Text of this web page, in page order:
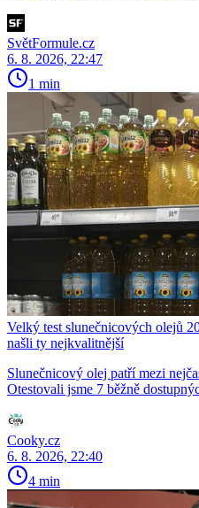
SvětFormule.cz
6. 8. 2026, 22:47
1 min
Velký test slunečnicových olejů
našli ty nejkvalitnější
Slunečnicový olej patří mezi
Otestovali jsme 7 běžně
Cooky.cz
6. 8. 2026, 22:40
4 min